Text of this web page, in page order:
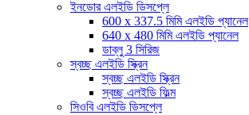
ইনডোর এলইডি ডিসপ্লে
600 x 337.5 মিমি এলইডি প্যানেল
640 x 480 মিমি এলইডি প্যানেল
ডাব্লু 3 সিরিজ
স্বচ্ছ এলইডি স্ক্রিন
স্বচ্ছ এলইডি স্ক্রিন
স্বচ্ছ এলইডি ফিল্ম
সিওবি এলইডি ডিসপ্লে